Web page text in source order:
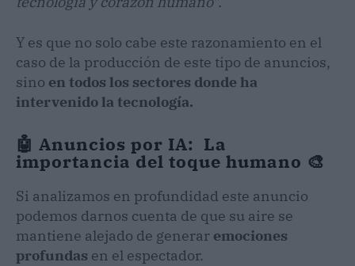
Y es que no solo cabe este razonamiento en el
caso de la producción de este tipo de anuncios,
sino en todos los sectores donde ha
intervenido la tecnología.
🤖 Anuncios por IA: La
importancia del toque humano 🎨
Si analizamos en profundidad este anuncio
podemos darnos cuenta de que su aire se
mantiene alejado de generar emociones
profundas en el espectador.